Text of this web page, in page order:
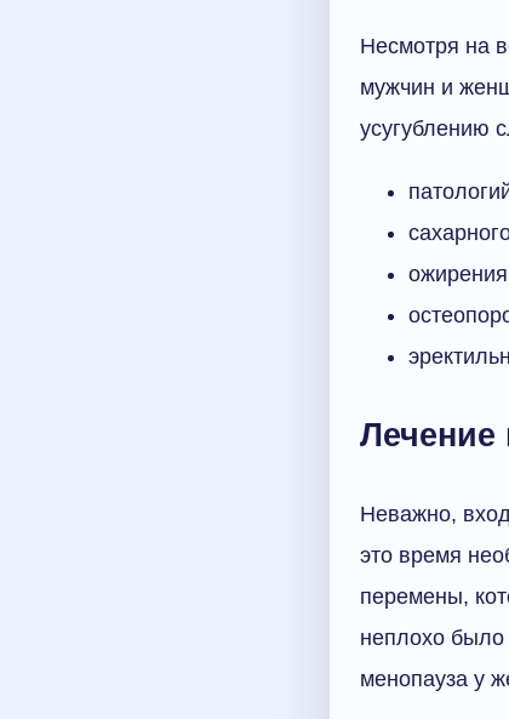
Несмотря на
мужчин и
усугублению
Лечение
Неважно,
это время
перемены,
неплохо было
менопауза у